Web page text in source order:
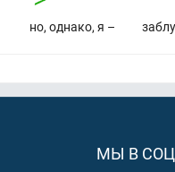
но, однако, я –
МЫ В